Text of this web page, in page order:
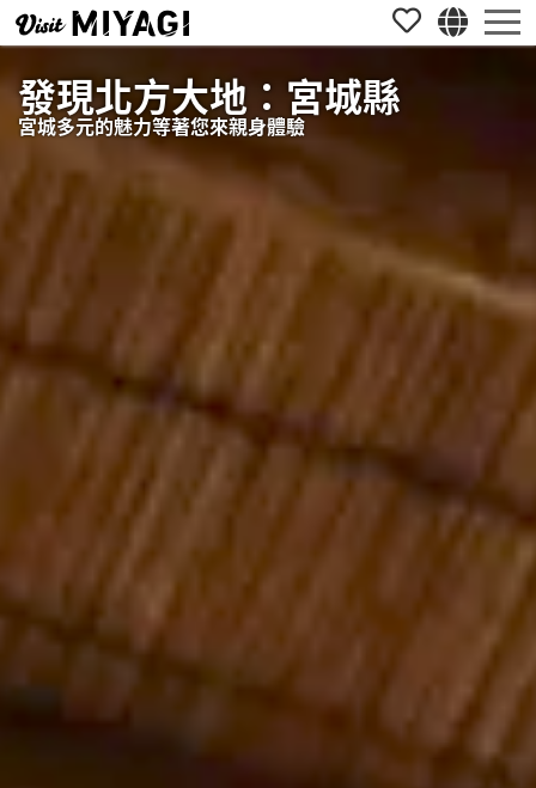
發現北方大地：宮城縣
宮城多元的魅力等著您來親身體驗